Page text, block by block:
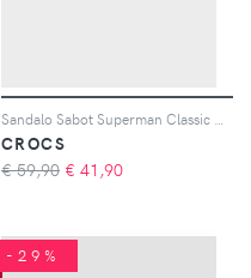
Sandalo Sabot Superman Classic Clog Junior
CROCS
€ 59,90 € 41,90
-29%